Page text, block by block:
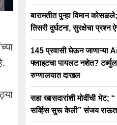
बारामतीत पुन्हा विमान
तिसरी दुर्घटना, सुरक्षेचा प्रश्न
145 प्रवासी घेऊन जाणाऱ्या
फ्लाइटचा पायलट नशेत?
रुग्णालयात दाखल
सहा खासदारांशी मोदींची भेट; “
सर्व्हिस सुरू केली” संजय